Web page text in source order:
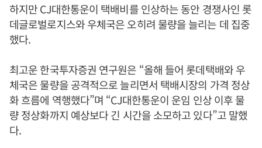
하지만 CJ대한통운이 택배비를 인상하는 동안 경쟁사인 롯
데글로벌로지스와 우체국은 오히려 물량을 늘리는 데 집중
했다.
최고운 한국투자증권 연구원은 “올해 들어 롯데택배와 우
체국은 물량을 공격적으로 늘리면서 택배시장의 가격 정상
화 흐름에 역행했다”며 “CJ대한통운이 운임 인상 이후 물
량 정상화까지 예상보다 긴 시간을 소모하고 있다”고 말했
다.